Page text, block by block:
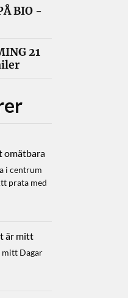
BIO -
21
omätbara
i centrum
prata med
är mitt
mitt Dagar